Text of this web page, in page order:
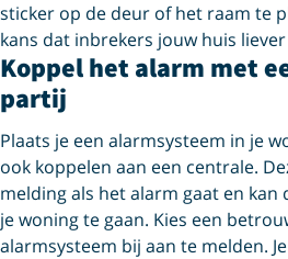
sticker op de deur of het raam te
kans dat inbrekers jouw huis
Koppel het alarm met
partij
Plaats je een alarmsysteem in je
ook koppelen aan een centrale.
melding als het alarm gaat en
je woning te gaan. Kies een
alarmsysteem bij aan te melden.